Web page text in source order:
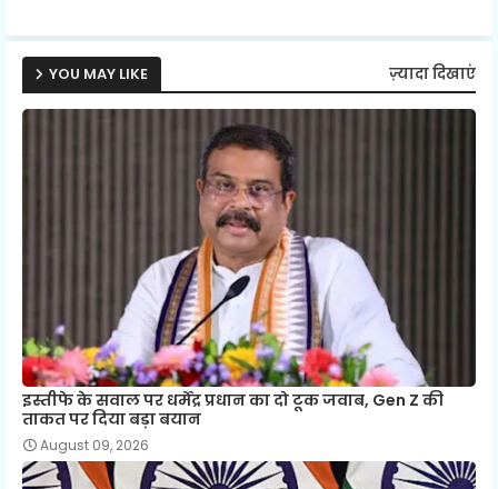
p
YOU MAY LIKE ज़्यादा दिखाएं
इस्तीफे के सवाल पर धर्मेंद्र प्रधान का दो टूक जवाब, Gen Z की
ताकत पर दिया बड़ा बयान
August 09, 2026